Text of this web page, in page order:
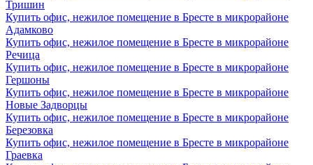
Тришин
Купить офис, нежилое помещение в Бресте в микрорайоне
Адамково
Купить офис, нежилое помещение в Бресте в микрорайоне
Речица
Купить офис, нежилое помещение в Бресте в микрорайоне
Гершоны
Купить офис, нежилое помещение в Бресте в микрорайоне
Новые Задворцы
Купить офис, нежилое помещение в Бресте в микрорайоне
Березовка
Купить офис, нежилое помещение в Бресте в микрорайоне
Граевка